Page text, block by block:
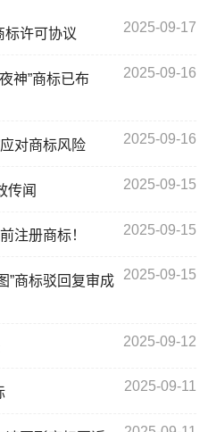
标许可协议 2025-09-17
神”商标已布
2025-09-16
对商标风险 2025-09-16
传闻 2025-09-15
注册商标！ 2025-09-15
”商标驳回复审成
2025-09-15
2025-09-12
2025-09-11